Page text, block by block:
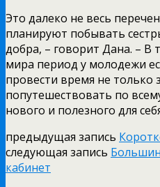
Это далеко не весь
планируют побывать
добра, – говорит Дана. – В
мира период у молодежи
провести время не только
попутешествовать по
нового и полезного для
предыдущая запись
следующая запись
кабинет